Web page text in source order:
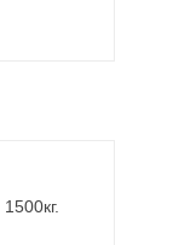
1500кг.